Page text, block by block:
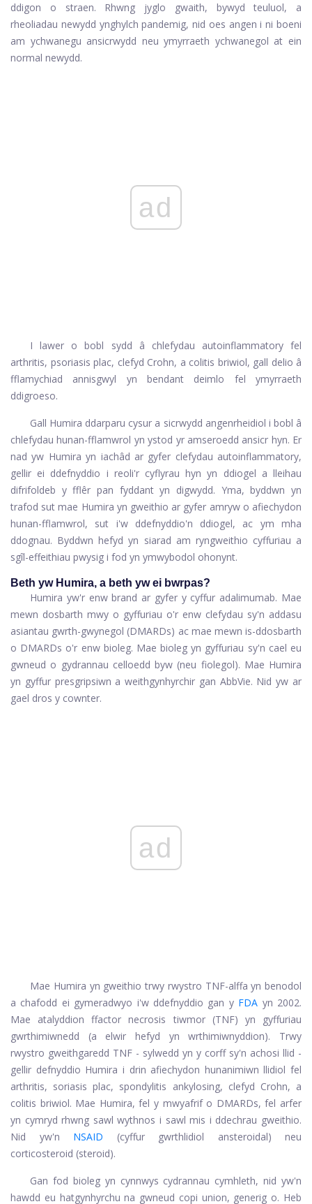
ddigon o straen. Rhwng jyglo gwaith, bywyd teuluol, a
rheoliadau newydd ynghylch pandemig, nid oes angen i ni boeni
am ychwanegu ansicrwydd neu ymyrraeth ychwanegol at ein
normal newydd.
ad
I lawer o bobl sydd â chlefydau autoinflammatory fel
arthritis, psoriasis plac, clefyd Crohn, a colitis briwiol, gall delio â
fflamychiad annisgwyl yn bendant deimlo fel ymyrraeth
ddigroeso.
Gall Humira ddarparu cysur a sicrwydd angenrheidiol i bobl â
chlefydau hunan-fflamwrol yn ystod yr amseroedd ansicr hyn. Er
nad yw Humira yn iachâd ar gyfer clefydau autoinflammatory,
gellir ei ddefnyddio i reoli'r cyflyrau hyn yn ddiogel a lleihau
difrifoldeb y fflêr pan fyddant yn digwydd. Yma, byddwn yn
trafod sut mae Humira yn gweithio ar gyfer amryw o afiechydon
hunan-fflamwrol, sut i'w ddefnyddio'n ddiogel, ac ym mha
ddognau. Byddwn hefyd yn siarad am ryngweithio cyffuriau a
sgîl-effeithiau pwysig i fod yn ymwybodol ohonynt.
Beth yw Humira, a beth yw ei bwrpas?
Humira yw'r enw brand ar gyfer y cyffur adalimumab. Mae
mewn dosbarth mwy o gyffuriau o'r enw clefydau sy'n addasu
asiantau gwrth-gwynegol (DMARDs) ac mae mewn is-ddosbarth
o DMARDs o'r enw bioleg. Mae bioleg yn gyffuriau sy'n cael eu
gwneud o gydrannau celloedd byw (neu fiolegol). Mae Humira
yn gyffur presgripsiwn a weithgynhyrchir gan AbbVie. Nid yw ar
gael dros y cownter.
ad
Mae Humira yn gweithio trwy rwystro TNF-alffa yn benodol
a chafodd ei gymeradwyo i'w ddefnyddio gan y FDA yn 2002.
Mae atalyddion ffactor necrosis tiwmor (TNF) yn gyffuriau
gwrthimiwnedd (a elwir hefyd yn wrthimiwnyddion). Trwy
rwystro gweithgaredd TNF - sylwedd yn y corff sy'n achosi llid -
gellir defnyddio Humira i drin afiechydon hunanimiwn llidiol fel
arthritis, soriasis plac, spondylitis ankylosing, clefyd Crohn, a
colitis briwiol. Mae Humira, fel y mwyafrif o DMARDs, fel arfer
yn cymryd rhwng sawl wythnos i sawl mis i ddechrau gweithio.
Nid yw'n
NSAID
(cyffur gwrthlidiol ansteroidal) neu
corticosteroid (steroid).
Gan fod bioleg yn cynnwys cydrannau cymhleth, nid yw'n
hawdd eu hatgynhyrchu na gwneud copi union, generig o. Heb